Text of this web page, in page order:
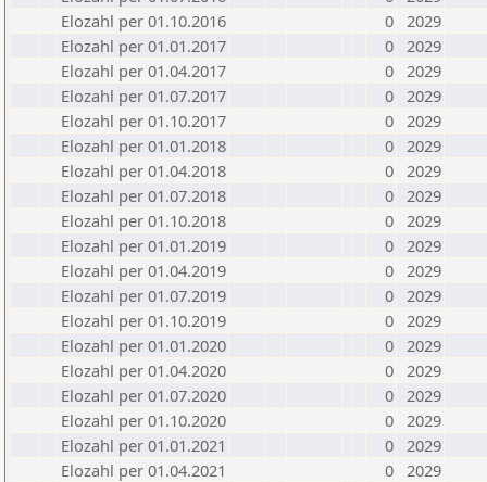
Elozahl per 01.10.2016
0 2029
Elozahl per 01.01.2017
0 2029
Elozahl per 01.04.2017
0 2029
Elozahl per 01.07.2017
0 2029
Elozahl per 01.10.2017
0 2029
Elozahl per 01.01.2018
0 2029
Elozahl per 01.04.2018
0 2029
Elozahl per 01.07.2018
0 2029
Elozahl per 01.10.2018
0 2029
Elozahl per 01.01.2019
0 2029
Elozahl per 01.04.2019
0 2029
Elozahl per 01.07.2019
0 2029
Elozahl per 01.10.2019
0 2029
Elozahl per 01.01.2020
0 2029
Elozahl per 01.04.2020
0 2029
Elozahl per 01.07.2020
0 2029
Elozahl per 01.10.2020
0 2029
Elozahl per 01.01.2021
0 2029
Elozahl per 01.04.2021
0 2029